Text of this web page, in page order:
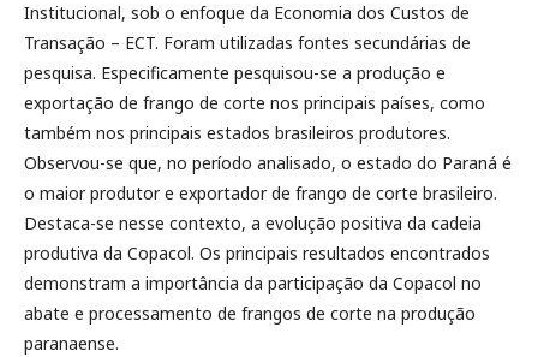
Institucional, sob o enfoque da Economia dos Custos de
Transação – ECT. Foram utilizadas fontes secundárias de
pesquisa. Especificamente pesquisou-se a produção e
exportação de frango de corte nos principais países, como
também nos principais estados brasileiros produtores.
Observou-se que, no período analisado, o estado do Paraná é
o maior produtor e exportador de frango de corte brasileiro.
Destaca-se nesse contexto, a evolução positiva da cadeia
produtiva da Copacol. Os principais resultados encontrados
demonstram a importância da participação da Copacol no
abate e processamento de frangos de corte na produção
paranaense.